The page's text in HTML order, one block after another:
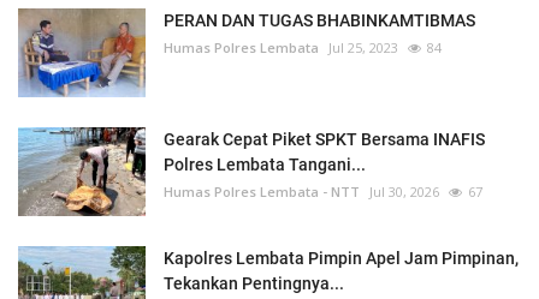
PERAN DAN TUGAS BHABINKAMTIBMAS
Humas Polres Lembata Jul 25, 2023 84
Gearak Cepat Piket SPKT Bersama INAFIS
Polres Lembata Tangani...
Humas Polres Lembata - NTT Jul 30, 2026 67
Kapolres Lembata Pimpin Apel Jam Pimpinan,
Tekankan Pentingnya...